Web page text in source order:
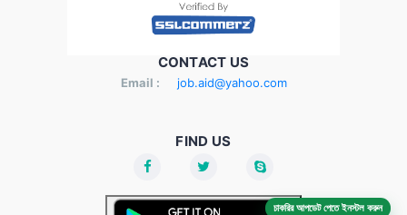
CONTACT US
Email : job.aid@yahoo.com
FIND US
চাকরির আপডেট পেতে ইনস্টল করুন